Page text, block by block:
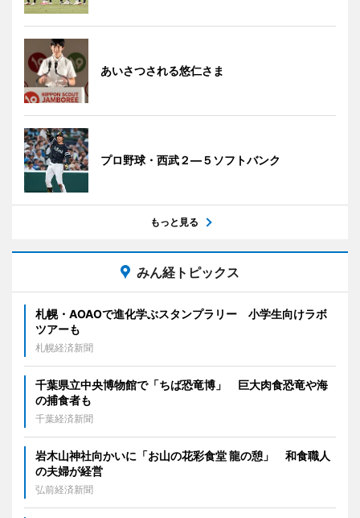
あいさつされる悠仁さま
プロ野球・西武２―５ソフトバンク
もっと見る
みん経トピックス
札幌・AOAOで進化学ぶスタンプラリー 小学生向けラボ
ツアーも
札幌経済新聞
千葉県立中央博物館で「ちば恐竜博」 巨大肉食恐竜や海
の捕食者も
千葉経済新聞
岩木山神社向かいに「お山の花彩食堂 龍の憩」 和食職人
の夫婦が経営
弘前経済新聞